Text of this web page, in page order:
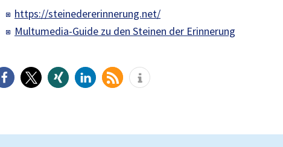
https://steinedererinnerung.net/
Multumedia-Guide zu den Steinen der Erinnerung